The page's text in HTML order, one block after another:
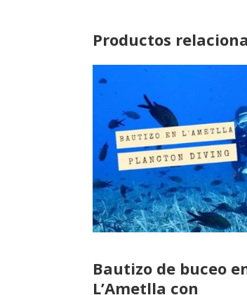
Productos
Bautizo de buceo
L’Ametlla con